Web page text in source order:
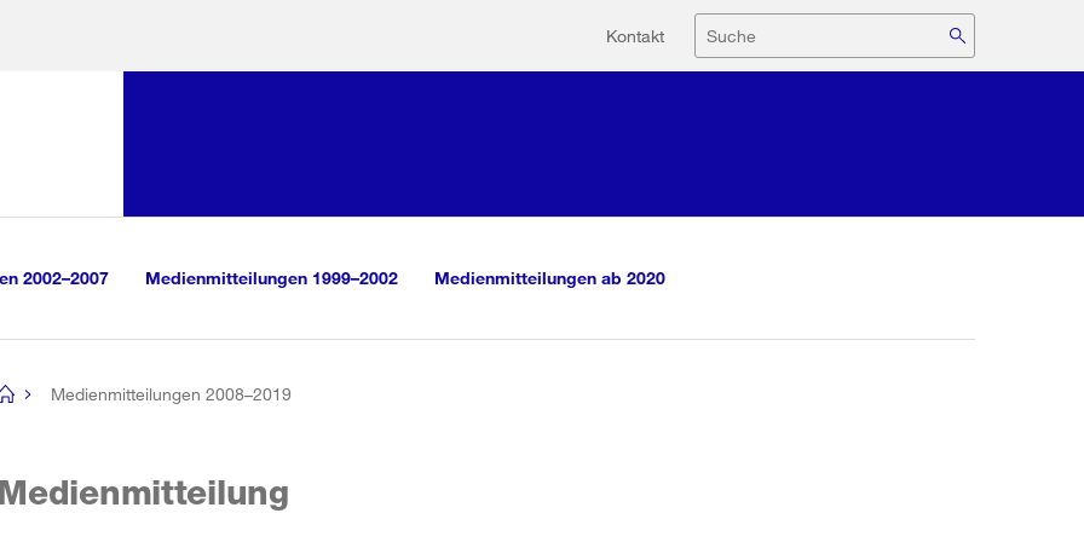
Hilfsnavigation
Kontakt Suche
2002–2007 Medienmitteilungen 1999–2002 Medienmitteilungen ab 2020
Medienmitteilungen 2008–2019